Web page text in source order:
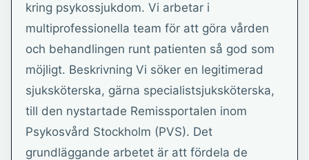
kring psykossjukdom. Vi arbetar i
multiprofessionella team för att göra vården
och behandlingen runt patienten så god som
möjligt. Beskrivning Vi söker en legitimerad
sjuksköterska, gärna specialistsjuksköterska,
till den nystartade Remissportalen inom
Psykosvård Stockholm (PVS). Det
grundläggande arbetet är att fördela de